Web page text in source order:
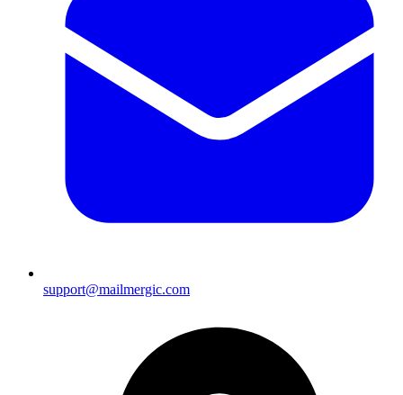
support@mailmergic.com